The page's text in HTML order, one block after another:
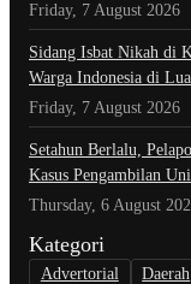
Friday, 7 August 2026
Sidang Isbat Nikah di
Warga Indonesia di
Friday, 7 August 2026
Setahun Berlalu,
Kasus Pengambilan
Thursday, 6 August
Kategori
Advertorial Daerah